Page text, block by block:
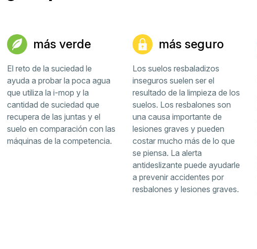
más verde
El reto de la suciedad le
ayuda a probar la poca agua
que utiliza la i-mop y la
cantidad de suciedad que
recupera de las juntas y el
suelo en comparación con las
máquinas de la competencia.
más seguro
Los suelos resbaladizos
inseguros suelen ser el
resultado de la limpieza de los
suelos. Los resbalones son
una causa importante de
lesiones graves y pueden
costar mucho más de lo que
se piensa. La alerta
antideslizante puede ayudarle
a prevenir accidentes por
resbalones y lesiones graves.